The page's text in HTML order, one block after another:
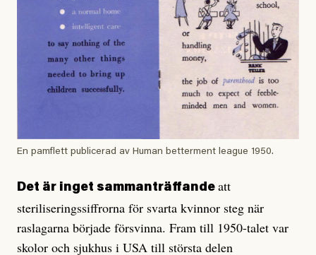
En pamflett publicerad av Human betterment league 1950.
Det är inget sammanträffande att
steriliseringssiffrorna för svarta kvinnor steg när
raslagarna började försvinna. Fram till 1950-talet var
skolor och sjukhus i USA till största delen